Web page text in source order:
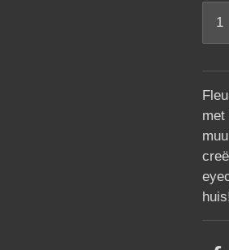
met